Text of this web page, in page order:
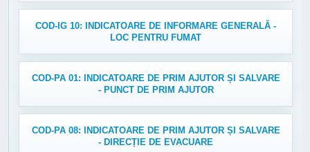
COD-IG 10: INDICATOARE DE INFORMARE GENERALĂ -
LOC PENTRU FUMAT
COD-PA 01: INDICATOARE DE PRIM AJUTOR ȘI SALVARE
- PUNCT DE PRIM AJUTOR
COD-PA 08: INDICATOARE DE PRIM AJUTOR ȘI SALVARE
- DIRECȚIE DE EVACUARE